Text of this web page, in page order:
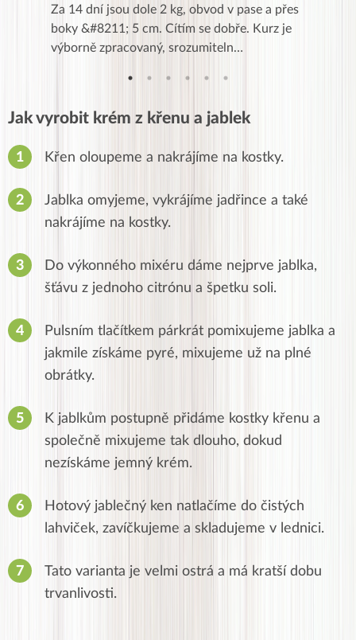
Za 14 dní jsou dole 2 kg, obvod v pase a přes
boky &#8211; 5 cm. Cítím se dobře. Kurz je
výborně zpracovaný, srozumiteln…
Jak vyrobit krém z křenu a jablek
Křen oloupeme a nakrájíme na kostky.
Jablka omyjeme, vykrájíme jadřince a také
nakrájíme na kostky.
Do výkonného mixéru dáme nejprve jablka,
šťávu z jednoho citrónu a špetku soli.
Pulsním tlačítkem párkrát pomixujeme jablka a
jakmile získáme pyré, mixujeme už na plné
obrátky.
K jablkům postupně přidáme kostky křenu a
společně mixujeme tak dlouho, dokud
nezískáme jemný krém.
Hotový jablečný ken natlačíme do čistých
lahviček, zavíčkujeme a skladujeme v lednici.
Tato varianta je velmi ostrá a má kratší dobu
trvanlivosti.